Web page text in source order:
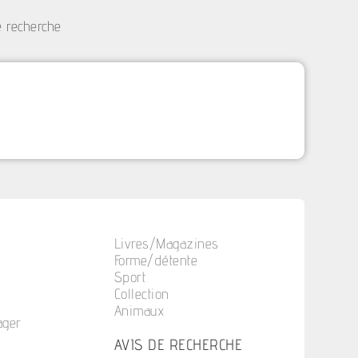
recherche
Livres/Magazines
Forme/détente
Sport
Collection
Animaux
AVIS DE RECHERCHE